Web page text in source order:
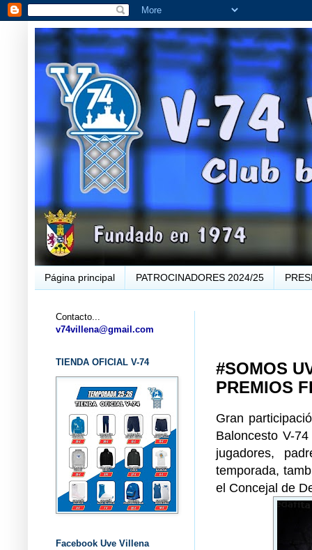
Página principal PATROCINADORES 2024/25
#SOMOS
PREMIOS
Gran
Baloncesto V-
jugadores,
temporada,
el Concejal de
Contacto...
v74villena@gmail.com
TIENDA OFICIAL V-74
Facebook Uve Villena